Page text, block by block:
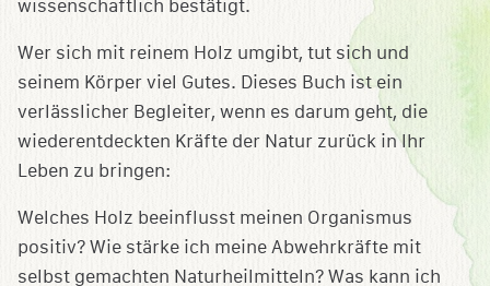
wissenschaftlich bestätigt.
Wer sich mit reinem Holz umgibt, tut sich und
seinem Körper viel Gutes. Dieses Buch ist ein
verlässlicher Begleiter, wenn es darum geht, die
wiederentdeckten Kräfte der Natur zurück in Ihr
Leben zu bringen:
Welches Holz beeinflusst meinen Organismus
positiv? Wie stärke ich meine Abwehrkräfte mit
selbst gemachten Naturheilmitteln? Was kann ich